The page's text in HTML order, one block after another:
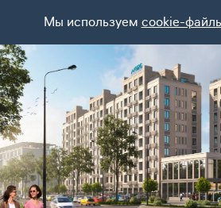
Мы используем cookie-